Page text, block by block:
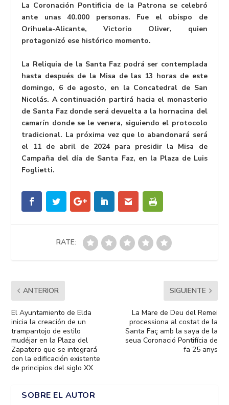
La Coronación Pontificia de la Patrona se celebró
ante unas 40.000 personas. Fue el obispo de
Orihuela-Alicante, Victorio Oliver, quien
protagonizó ese histórico momento.
La Reliquia de la Santa Faz podrá ser contemplada
hasta después de la Misa de las 13 horas de este
domingo, 6 de agosto, en la Concatedral de San
Nicolás. A continuación partirá hacia el monasterio
de Santa Faz donde será devuelta a la hornacina del
camarín donde se le venera, siguiendo el protocolo
tradicional. La próxima vez que lo abandonará será
el 11 de abril de 2024 para presidir la Misa de
Campaña del día de Santa Faz, en la Plaza de Luis
Foglietti.
RATE:
ANTERIOR
El Ayuntamiento de Elda
inicia la creación de un
trampantojo de estilo
mudéjar en la Plaza del
Zapatero que se integrará
con la edificación existente
de principios del siglo XX
SIGUIENTE
La Mare de Deu del Remei
processiona al costat de la
Santa Faç amb la saya de la
seua Coronació Pontifícia de
fa 25 anys
SOBRE EL AUTOR